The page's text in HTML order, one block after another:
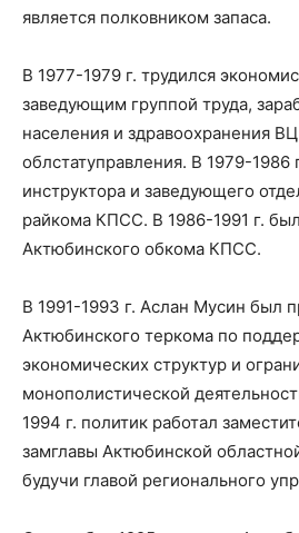
является полковником запаса.
В 1977-1979 г. трудился
заведующим группой труда,
населения и здравоохранения
облстатуправления. В 1979-1986
инструктора и заведующего
райкома КПСС. В 1986-1991 г.
Актюбинского обкома КПСС.
В 1991-1993 г. Аслан Мусин был
Актюбинского теркома по
экономических структур и
монополистической
1994 г. политик работал
замглавы Актюбинской
будучи главой регионального